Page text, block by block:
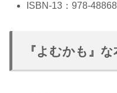
ISBN-13：978-
『よむかも』